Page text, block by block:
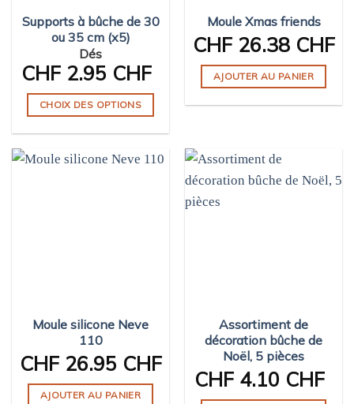
Supports à bûche de 30
ou 35 cm (x5)
Dés
CHF 2.95 CHF
CHOIX DES OPTIONS
a
la
page
du
Moule Xmas friends
CHF26.38 CHF
AJOUTER AU PANIER
Moule silicone Neve
110
CHF26.95 CHF
AJOUTER AU PANIER
Assortiment de
décoration bûche de
Noël, 5 pièces
CHF 4.10 CHF